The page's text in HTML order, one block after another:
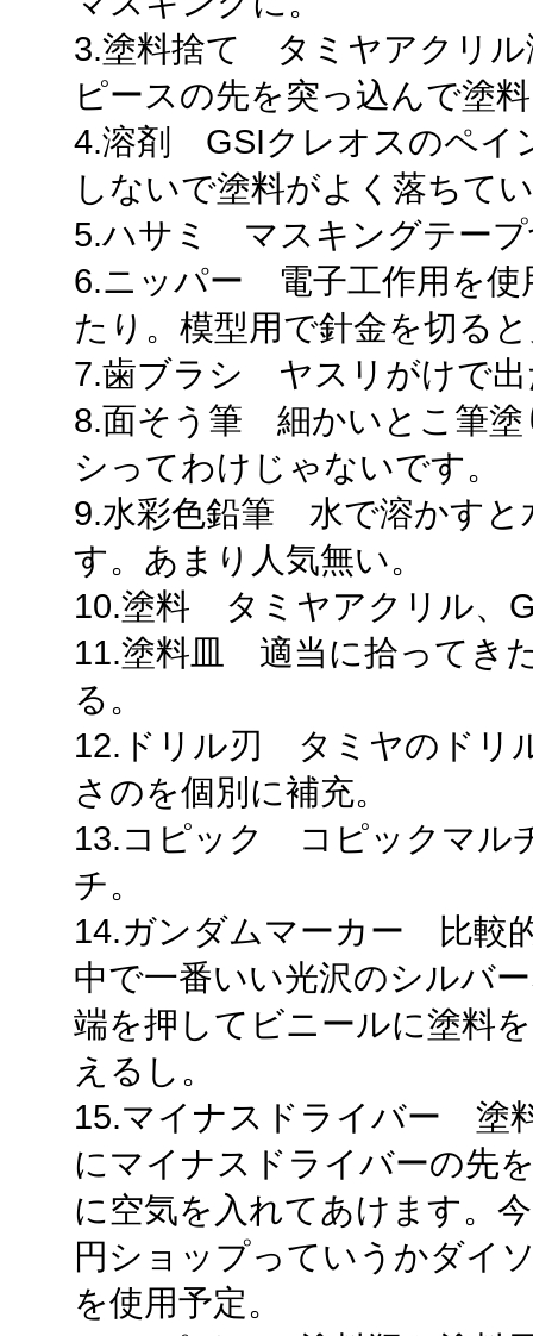
3.塗料捨て タミヤアクリル
ピースの先を突っ込んで塗
4.溶剤 GSIクレオスのペイ
しないで塗料がよく落ちて
5.ハサミ マスキングテープ
6.ニッパー 電子工作用を使
たり。模型用で針金を切る
7.歯ブラシ ヤスリがけで出
8.面そう筆 細かいとこ筆塗
シってわけじゃないです。
9.水彩色鉛筆 水で溶かすと
す。あまり人気無い。
10.塗料 タミヤアクリル、
11.塗料皿 適当に拾ってき
る。
12.ドリル刃 タミヤのドリ
さのを個別に補充。
13.コピック コピックマル
チ。
14.ガンダムマーカー 比較
中で一番いい光沢のシルバ
端を押してビニールに塗料
えるし。
15.マイナスドライバー 塗
にマイナスドライバーの先
に空気を入れてあけます。
円ショップっていうかダイ
を使用予定。